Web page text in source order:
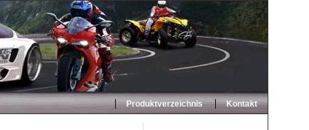
Produktverzeichnis Kontakt